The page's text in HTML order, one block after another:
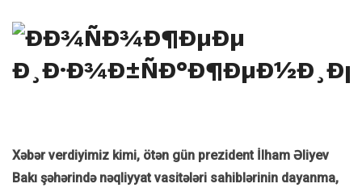
Xəbər verdiyimiz kimi, ötən gün prezident İlham Əliyev
Bakı şəhərində nəqliyyat vasitələri sahiblərinin dayanma,